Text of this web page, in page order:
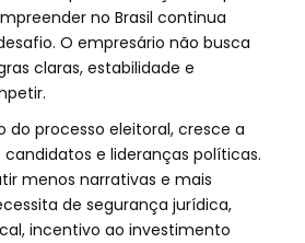
no Brasil continua
O empresário não busca
claras, estabilidade e
do processo eleitoral, cresce a
e lideranças políticas.
menos narrativas e mais
de segurança jurídica,
incentivo ao investimento